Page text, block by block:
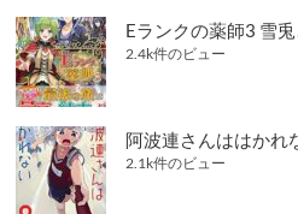
Eランクの薬師3 雪
2.4k件のビュー
阿波連さんははかれ
2.1k件のビュー